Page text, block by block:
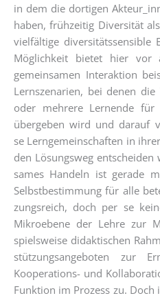
in dem die dor­ti­gen
haben, früh­zei­tig Diver­si­tät
viel­fäl­ti­ge diver­si­täts­sen­si­ble
Mög­lich­keit bie­tet hier vor
gemein­sa­men Inter­ak­ti­on
Lern­sze­na­ri­en, bei denen
oder meh­re­re Ler­nen­de für
über­ge­ben wird und dar­auf
se Lern­ge­mein­schaf­ten in
den Lösungs­weg
sa­mes Han­deln ist gera­de
Selbst­be­stim­mung für alle
zungs­reich, doch per se
Mikroebe­ne der Leh­re zur
spiels­wei­se didak­ti­schen
stüt­zungs­an­ge­bo­ten zur
Koope­ra­ti­ons- und
Funk­ti­on im Pro­zess zu.